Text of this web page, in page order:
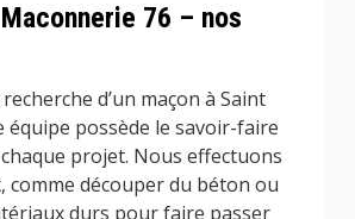
76 – nos
d’un maçon à Saint
équipe possède le savoir-faire
projet. Nous effectuons
comme découper du béton ou
durs pour faire passer